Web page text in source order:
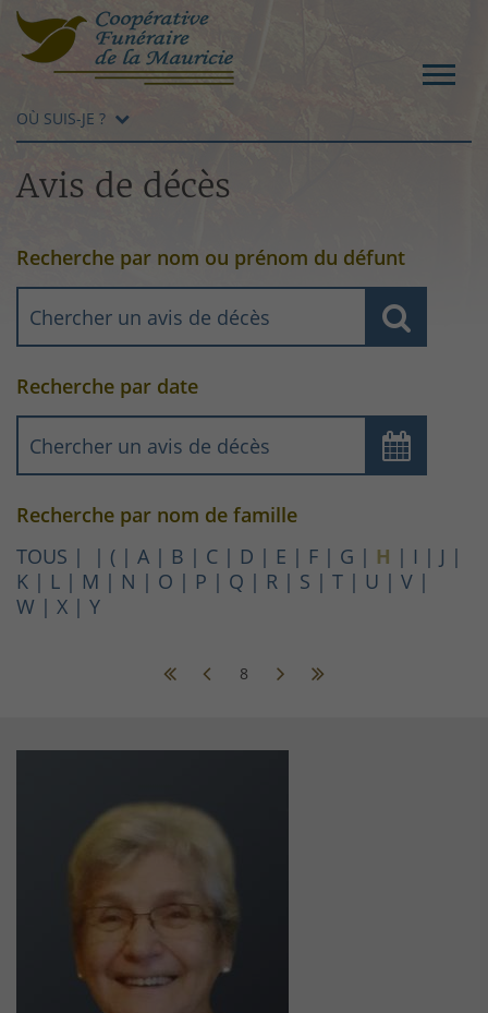
OÙ SUIS-JE ?
Avis de décès
Recherche par nom ou prénom du défunt
Recherche par date
Recherche par nom de famille
TOUS
( A B C D E F G H I
J
K
L M N O P Q R S T U
V
W
X Y
8